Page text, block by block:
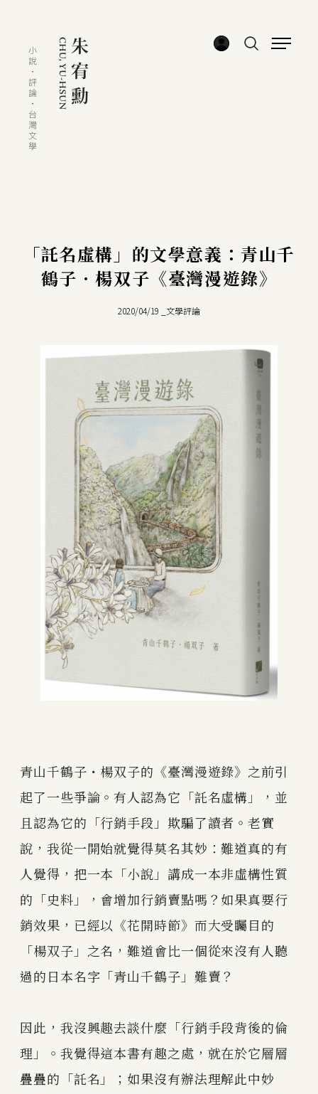
「託名虛構」的文學意義：青山千
鶴子．楊双子《臺灣漫遊錄》
2020/04/19 文學評論
青山千鶴子・楊双子的《臺灣漫遊錄》之前引
起了一些爭論。有人認為它「託名虛構」，並
且認為它的「行銷手段」欺騙了讀者。老實
說，我從一開始就覺得莫名其妙：難道真的有
人覺得，把一本「小說」講成一本非虛構性質
的「史料」，會增加行銷賣點嗎？如果真要行
銷效果，已經以《花開時節》而大受矚目的
「楊双子」之名，難道會比一個從來沒有人聽
過的日本名字「青山千鶴子」難賣？
因此，我沒興趣去談什麼「行銷手段背後的倫
理」。我覺得這本書有趣之處，就在於它層層
疊疊的「託名」；如果沒有辦法理解此中妙